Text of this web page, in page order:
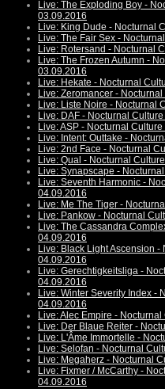
Live: The Exploding Boy -
03.09.2016
Live: King Dude - Nocturnal
Live: The Fair Sex -
Live: Rotersand - Nocturnal
Live: The Frozen Autumn -
03.09.2016
Live: Hekate - Nocturnal
Live: Zeromancer -
Live: Liste Noire - Nocturnal
Live: DAF - Nocturnal
Live: ASP - Nocturnal
Live: Intent: Outtake -
Live: 2nd Face - Nocturnal
Live: Qual - Nocturnal
Live: Synapscape -
Live: Seventh Harmonic -
04.09.2016
Live: Me The Tiger -
Live: Pankow - Nocturnal
Live: The Cassandra
04.09.2016
Live: Black Light Ascension
04.09.2016
Live: Gerechtigkeitsliga -
04.09.2016
Live: Winter Severity Index -
04.09.2016
Live: Alec Empire -
Live: Der Blaue Reiter -
Live: L'Âme Immortelle -
Live: Selofan - Nocturnal
Live: Megaherz - Nocturnal
Live: Fixmer / McCarthy -
04.09.2016